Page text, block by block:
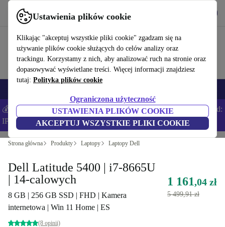
Ustawienia plików cookie
Klikając "akceptuj wszystkie pliki cookie" zgadzam się na
używanie plików cookie służących do celów analizy oraz
trackingu. Korzystamy z nich, aby analizować ruch na stronie oraz
dopasowywać wyświetlane treści. Więcej informacji znajdziesz
tutaj: Polityka plików cookie
Ograniczona użyteczność
USTAWIENIA PLIKÓW COOKIE
AKCEPTUJ WSZYSTKIE PLIKI COOKIE
Korzystaj z refurbed szybko i łatwo
💰Zaoszczędź DODATKOWE 5% na wszystkich iPhone’ach – Kod:
IPHONEDEAL –Regulamin
Strona główna Produkty Laptopy Laptopy Dell
Dell Latitude 5400 | i7-8665U
| 14-calowych
8 GB | 256 GB SSD | FHD | Kamera
internetowa | Win 11 Home | ES
(8 opinii)
1 161,04 zł
5 499,91 zł